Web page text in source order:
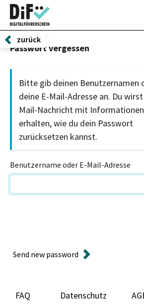
zurück
Passwort vergessen
Bitte gib deinen Benutzernamen
deine E-Mail-Adresse an. Du
Mail-Nachricht mit Informationen
erhalten, wie du dein Passwort
zurücksetzen kannst.
Benutzername oder E-Mail-Adresse
Send new password
FAQ Datenschutz